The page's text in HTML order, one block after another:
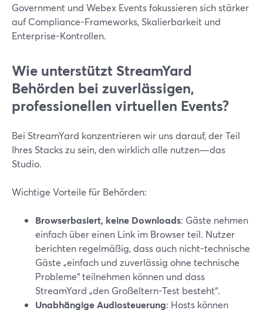
Government und Webex Events fokussieren sich stärker
auf Compliance-Frameworks, Skalierbarkeit und
Enterprise-Kontrollen.
Wie unterstützt StreamYard
Behörden bei zuverlässigen,
professionellen virtuellen Events?
Bei StreamYard konzentrieren wir uns darauf, der Teil
Ihres Stacks zu sein, den wirklich alle nutzen—das
Studio.
Wichtige Vorteile für Behörden:
Browserbasiert, keine Downloads: Gäste nehmen
einfach über einen Link im Browser teil. Nutzer
berichten regelmäßig, dass auch nicht-technische
Gäste „einfach und zuverlässig ohne technische
Probleme“ teilnehmen können und dass
StreamYard „den Großeltern-Test besteht“.
Unabhängige Audiosteuerung: Hosts können